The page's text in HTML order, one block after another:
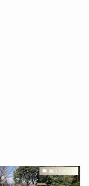
面白スポット